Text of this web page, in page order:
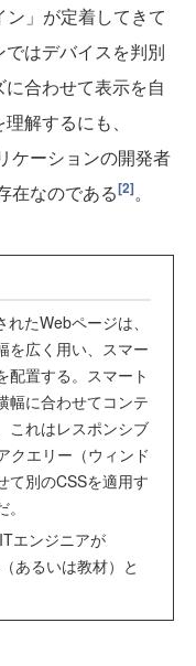
」が定着してきて
はデバイスを判別
合わせて表示を自
解するにも、
ケーションの開発者
在なのである[2]。
たWebページは、
を広く用い、スマー
配置する。スマート
幅に合わせてコンテ
これはレスポンシブ
クエリー（ウィンド
て別のCSSを適用す
エンジニアが
あるいは教材）と